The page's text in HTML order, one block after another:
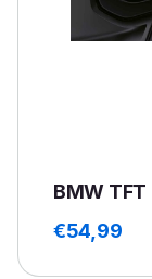
BMW
€54,99